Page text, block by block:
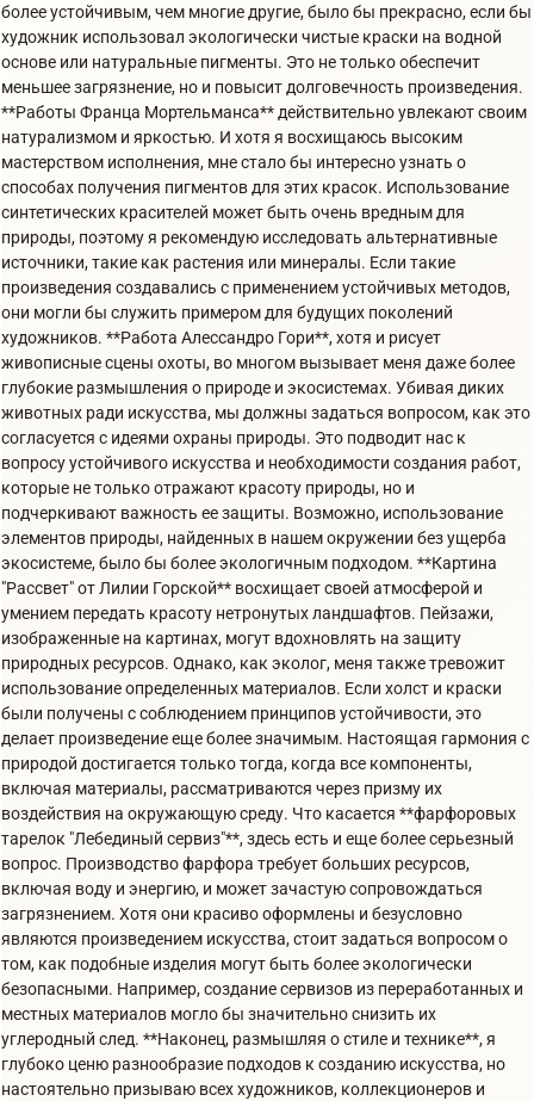
более устойчивым, чем многие другие, было бы прекрасно, если бы
художник использовал экологически чистые краски на водной
основе или натуральные пигменты. Это не только обеспечит
меньшее загрязнение, но и повысит долговечность произведения.
**Работы Франца Мортельманса** действительно увлекают своим
натурализмом и яркостью. И хотя я восхищаюсь высоким
мастерством исполнения, мне стало бы интересно узнать о
способах получения пигментов для этих красок. Использование
синтетических красителей может быть очень вредным для
природы, поэтому я рекомендую исследовать альтернативные
источники, такие как растения или минералы. Если такие
произведения создавались с применением устойчивых методов,
они могли бы служить примером для будущих поколений
художников. **Работа Алессандро Гори**, хотя и рисует
живописные сцены охоты, во многом вызывает меня даже более
глубокие размышления о природе и экосистемах. Убивая диких
животных ради искусства, мы должны задаться вопросом, как это
согласуется с идеями охраны природы. Это подводит нас к
вопросу устойчивого искусства и необходимости создания работ,
которые не только отражают красоту природы, но и
подчеркивают важность ее защиты. Возможно, использование
элементов природы, найденных в нашем окружении без ущерба
экосистеме, было бы более экологичным подходом. **Картина
"Рассвет" от Лилии Горской** восхищает своей атмосферой и
умением передать красоту нетронутых ландшафтов. Пейзажи,
изображенные на картинах, могут вдохновлять на защиту
природных ресурсов. Однако, как эколог, меня также тревожит
использование определенных материалов. Если холст и краски
были получены с соблюдением принципов устойчивости, это
делает произведение еще более значимым. Настоящая гармония с
природой достигается только тогда, когда все компоненты,
включая материалы, рассматриваются через призму их
воздействия на окружающую среду. Что касается **фарфоровых
тарелок "Лебединый сервиз"**, здесь есть и еще более серьезный
вопрос. Производство фарфора требует больших ресурсов,
включая воду и энергию, и может зачастую сопровождаться
загрязнением. Хотя они красиво оформлены и безусловно
являются произведением искусства, стоит задаться вопросом о
том, как подобные изделия могут быть более экологически
безопасными. Например, создание сервизов из переработанных и
местных материалов могло бы значительно снизить их
углеродный след. **Наконец, размышляя о стиле и технике**, я
глубоко ценю разнообразие подходов к созданию искусства, но
настоятельно призываю всех художников, коллекционеров и